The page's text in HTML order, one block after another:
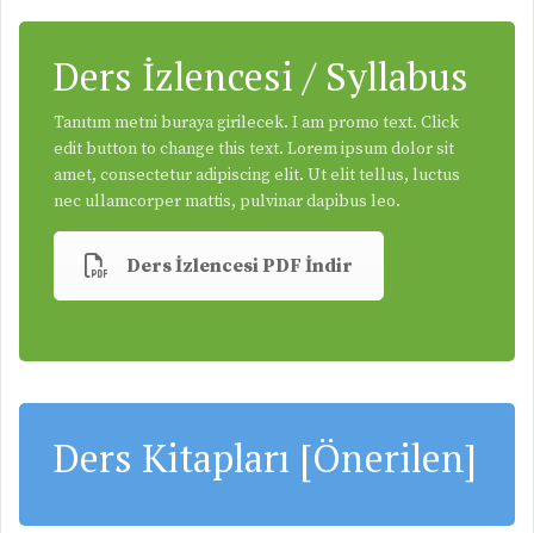
Ders İzlencesi / Syllabus
Tanıtım metni buraya girilecek. I am promo text. Click
edit button to change this text. Lorem ipsum dolor sit
amet, consectetur adipiscing elit. Ut elit tellus, luctus
nec ullamcorper mattis, pulvinar dapibus leo.
Ders İzlencesi PDF İndir
Ders Kitapları [Önerilen]